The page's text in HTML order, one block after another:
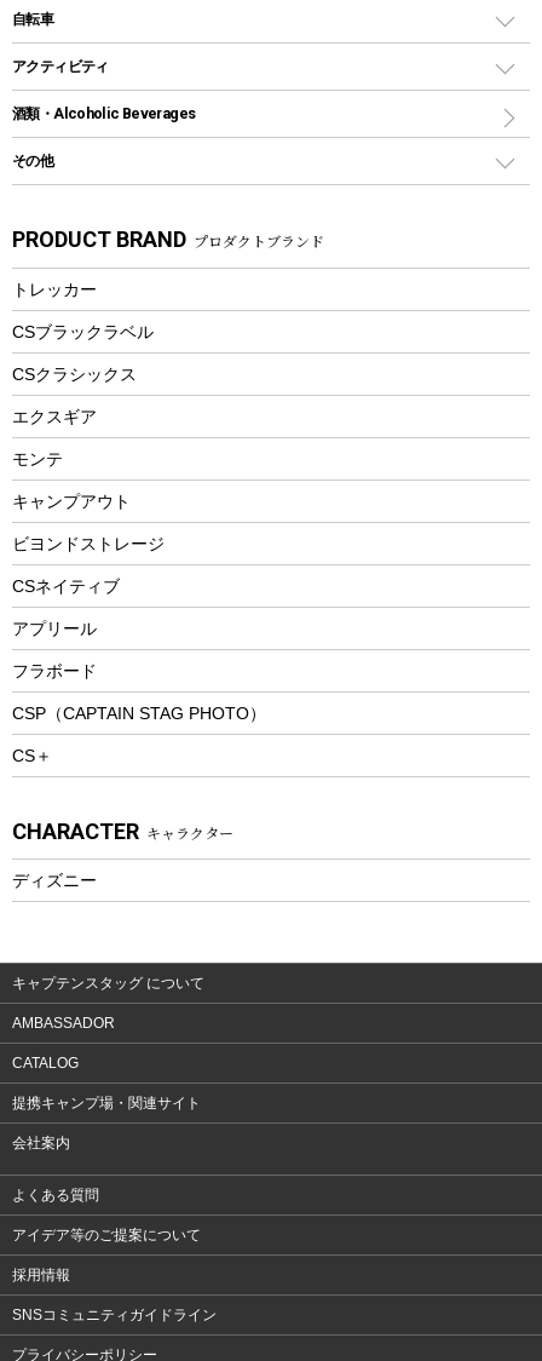
グランドシート
ガイドロープ
ツール
焚き火台&ストーブ
火起こし
バーベキューツール
クッキングツール
ナイフ
カトラリー
マグカップ、カップ
ステンレスボトル
フードボトル
トレー
ランチョンマット
ランチボックス
ディズニーボトル
保冷剤
リュック、バックパック
トートバッグ、サコッシュ
ショッピングキャリー
その他アウトドア雑貨
スプレー関係
ツール、他
インフレータブル
カヤック
パドル
ヘルメット
エアーポンプ
アクセサリー
自転車
折りたたみ自転車
スポーツサイクル
シティサイクル
自転車ウェア
アクティビティ
マリン
ラッシュガード
パラソル
フローティングベスト
ヘルメット
エアーポンプ
ビーチテント
ウィンター
スノーシュー
防寒ウェア
トレッキング
トレッキングアクセサリー
プレイグッズ
ウェルネス
ウェア、タオル
ウェア
酒類・Alcoholic Beverages
その他
湯たんぽ
防災用品
PRODUCT BRAND プロダクトブランド
トレッカー
CSブラックラベル
CSクラシックス
エクスギア
モンテ
キャンプアウト
ビヨンドストレージ
CSネイティブ
アプリール
フラボード
CSP（CAPTAIN STAG PHOTO）
CS＋
CHARACTER キャラクター
ディズニー
キャプテンスタッグ について
AMBASSADOR
CATALOG
提携キャンプ場・関連サイト
会社案内
よくある質問
アイデア等のご提案について
採用情報
SNSコミュニティガイドライン
プライバシーポリシー